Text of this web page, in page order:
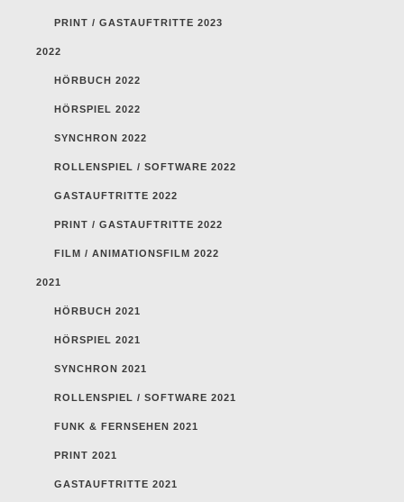
PRINT / GASTAUFTRITTE 2023
2022
HÖRBUCH 2022
HÖRSPIEL 2022
SYNCHRON 2022
ROLLENSPIEL / SOFTWARE 2022
GASTAUFTRITTE 2022
PRINT / GASTAUFTRITTE 2022
FILM / ANIMATIONSFILM 2022
2021
HÖRBUCH 2021
HÖRSPIEL 2021
SYNCHRON 2021
ROLLENSPIEL / SOFTWARE 2021
FUNK & FERNSEHEN 2021
PRINT 2021
GASTAUFTRITTE 2021